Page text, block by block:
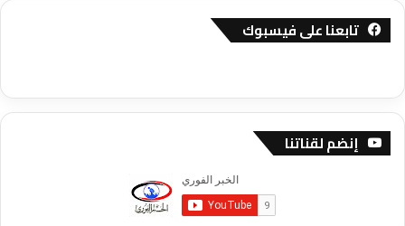
تابعنا على فيسبوك
إنضم لقناتنا